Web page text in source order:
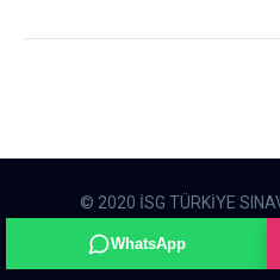
WhatsApp
© 2020 İSG TÜRKİYE
Rehaweb yazılım paketleri